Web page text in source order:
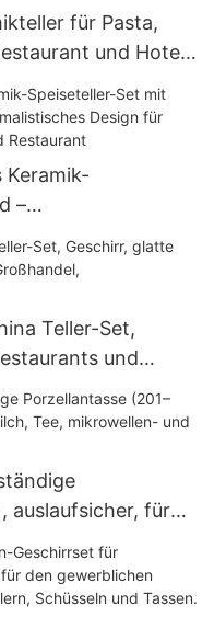
für Pasta,
und Hotel,
Keramik-
–
Design für
und Restaurant
Teller-Set,
und
auslaufsicher, für
und